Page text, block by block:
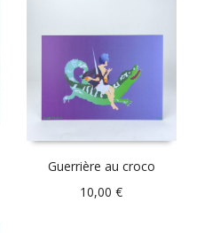
Guerrière au croco
10,00€